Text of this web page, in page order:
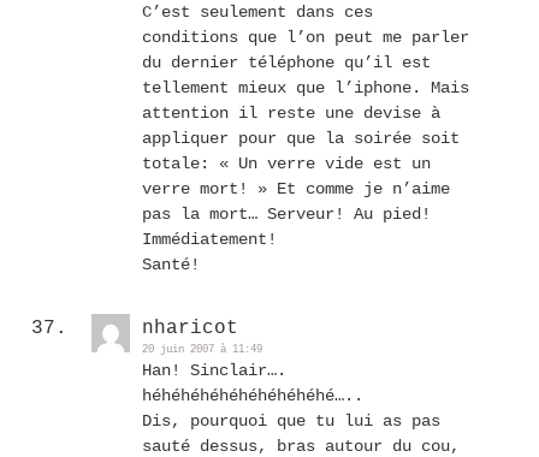
C’est seulement dans ces
conditions que l’on peut me parler
du dernier téléphone qu’il est
tellement mieux que l’iphone. Mais
attention il reste une devise à
appliquer pour que la soirée soit
totale: « Un verre vide est un
verre mort! » Et comme je n’aime
pas la mort… Serveur! Au pied!
Immédiatement!
Santé!
nharicot
20 juin 2007 à 11:49
Han! Sinclair….
héhéhéhéhéhéhéhéhéhé…..
Dis, pourquoi que tu lui as pas
sauté dessus, bras autour du cou,